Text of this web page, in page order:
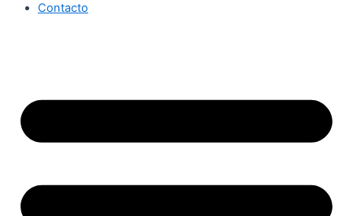
Contacto